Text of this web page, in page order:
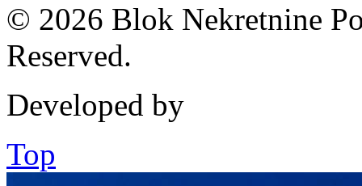
© 2026 Blok Nekretnine
Reserved.
Developed by
Top